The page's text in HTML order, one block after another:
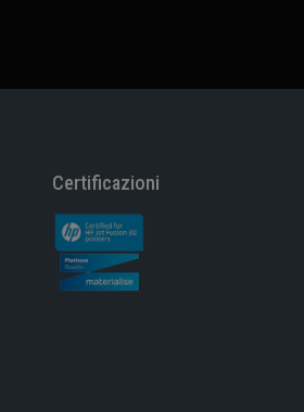
Certificazioni